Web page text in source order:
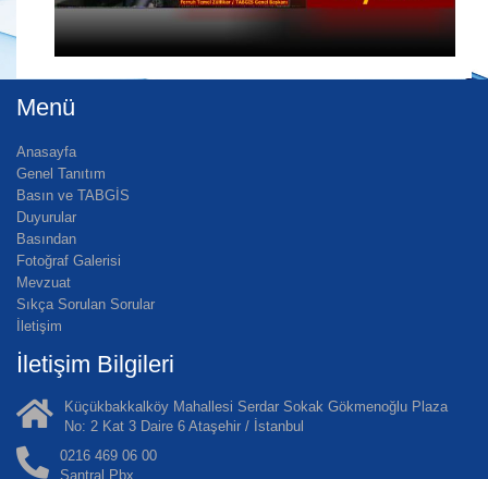
Menü
Anasayfa
Genel Tanıtım
Basın ve TABGİS
Duyurular
Basından
Fotoğraf Galerisi
Mevzuat
Sıkça Sorulan Sorular
İletişim
İletişim Bilgileri
Küçükbakkalköy Mahallesi Serdar Sokak Gökmenoğlu Plaza
No: 2 Kat 3 Daire 6 Ataşehir / İstanbul
0216 469 06 00
Santral Pbx